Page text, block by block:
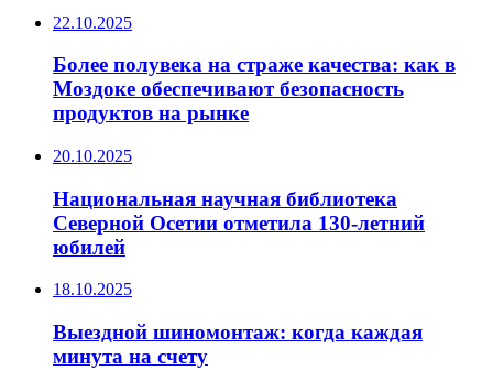
22.10.2025
Более полувека на страже качества: как в
Моздоке обеспечивают безопасность
продуктов на рынке
20.10.2025
Национальная научная библиотека
Северной Осетии отметила 130-летний
юбилей
18.10.2025
Выездной шиномонтаж: когда каждая
минута на счету